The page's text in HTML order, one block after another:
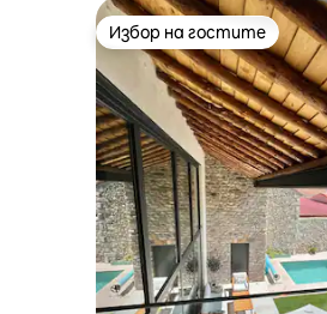
Избор на гостите
Избор на гостите